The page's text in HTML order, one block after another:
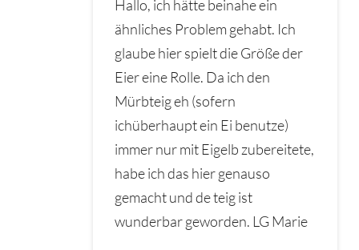
Hallo, ich hätte beinahe ein
ähnliches Problem gehabt. Ich
glaube hier spielt die Größe der
Eier eine Rolle. Da ich den
Mürbteig eh (sofern
ichüberhaupt ein Ei benutze)
immer nur mit Eigelb zubereitete,
habe ich das hier genauso
gemacht und de teig ist
wunderbar geworden. LG Marie